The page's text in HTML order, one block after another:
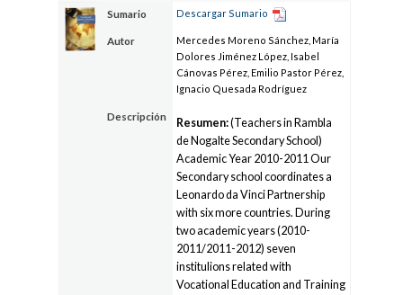
Sumario Descargar Sumario
Autor
Mercedes Moreno Sánchez, María
Dolores Jiménez López, Isabel
Cánovas Pérez, Emilio Pastor Pérez,
Ignacio Quesada Rodríguez
Descripción
Resumen:(Teachers in Rambla
de Nogalte Secondary School)
Academic Year 2010-2011 Our
Secondary school coordinates a
Leonardo da Vinci Partnership
with six more countries. During
two academic years (2010-
2011/2011-2012) seven
institulions related with
Vocational Education and Training